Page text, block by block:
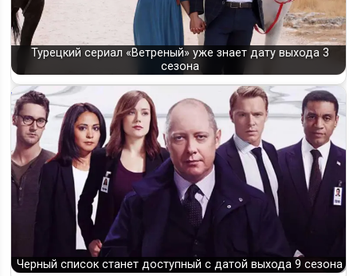
Турецкий сериал «Ветреный» уже знает дату выхода 3
сезона
Черный список станет доступный с датой выхода 9 сезона